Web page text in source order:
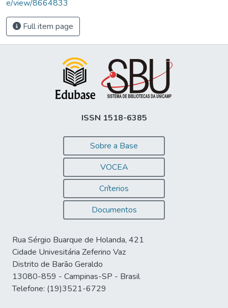
e/view/8664833
Full item page
ISSN 1518-6385
Sobre a Base
VOCEA
Críterios
Documentos
Rua Sérgio Buarque de Holanda, 421
Cidade Univesitária Zeferino Vaz
Distrito de Barão Geraldo
13080-859 - Campinas-SP - Brasil
Telefone: (19)3521-6729